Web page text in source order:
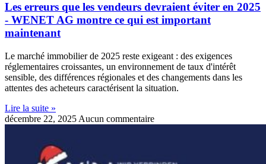
Les erreurs que les vendeurs devraient éviter en 2025
- WENET AG montre ce qui est important
maintenant
Le marché immobilier de 2025 reste exigeant : des exigences
réglementaires croissantes, un environnement de taux d'intérêt
sensible, des différences régionales et des changements dans les
attentes des acheteurs caractérisent la situation.
Lire la suite »
décembre 22, 2025 Aucun commentaire